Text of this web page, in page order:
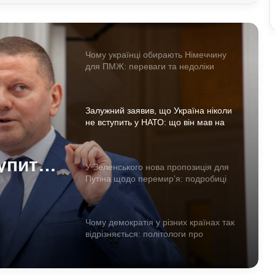
військово-облікових документів
Чому українці обирають Німеччину
для ПМЖ: переваги та недоліки
Залужний заявив, що Україна ніколи
не вступить у НАТО: що він мав на
У Зеленського нова пропозиція для
Путіна щодо перемир’я: подробиці
Чому демократія у різних країнах так
відрізняється: політологи про
функціональність держави